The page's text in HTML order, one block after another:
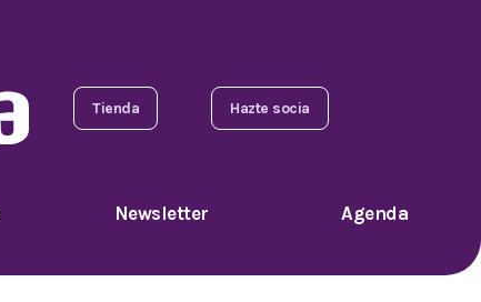
Tienda Hazte socia
Newsletter Agenda